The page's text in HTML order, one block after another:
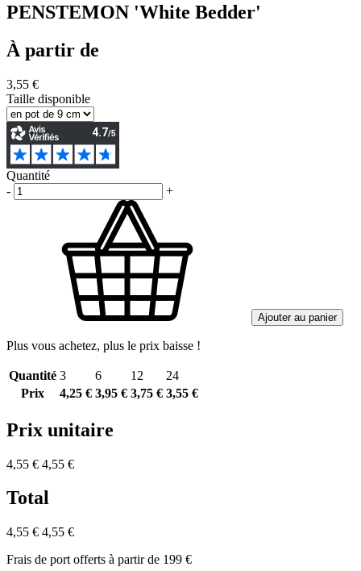
PENSTEMON 'White Bedder'
À partir de
3,55 €
Taille disponible
Quantité
-
+
Ajouter au panier
Plus vous achetez, plus le prix baisse !
Quantité 3 6 12
24
Prix
4,25 € 3,95 € 3,75 € 3,55 €
Prix unitaire
4,55 € 4,55 €
Total
4,55 € 4,55 €
Frais de port offerts à partir de 199 €